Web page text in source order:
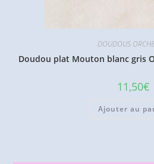
DOUDOUS
Doudou plat Mouton blanc gris
11,50€
Ajouter au